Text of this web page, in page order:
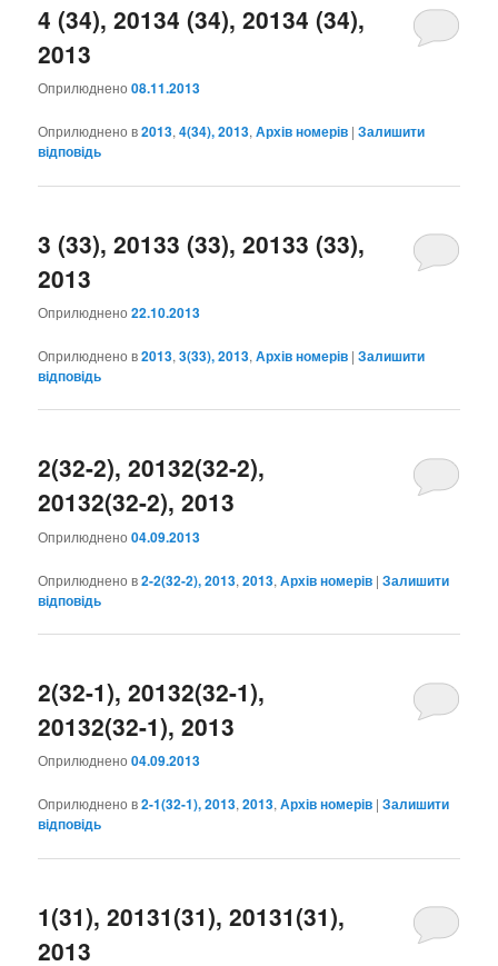
4 (34), 20134 (34), 20134 (34),
2013
Оприлюднено08.11.2013
Оприлюднено в2013,4(34), 2013,Архів номерів |Залишити
відповідь
3 (33), 20133 (33), 20133 (33),
2013
Оприлюднено22.10.2013
Оприлюднено в2013,3(33), 2013,Архів номерів |Залишити
відповідь
2(32-2), 20132(32-2),
20132(32-2), 2013
Оприлюднено04.09.2013
Оприлюднено в2-2(32-2), 2013,2013,Архів номерів |Залишити
відповідь
2(32-1), 20132(32-1),
20132(32-1), 2013
Оприлюднено04.09.2013
Оприлюднено в2-1(32-1), 2013,2013,Архів номерів |Залишити
відповідь
1(31), 20131(31), 20131(31),
2013